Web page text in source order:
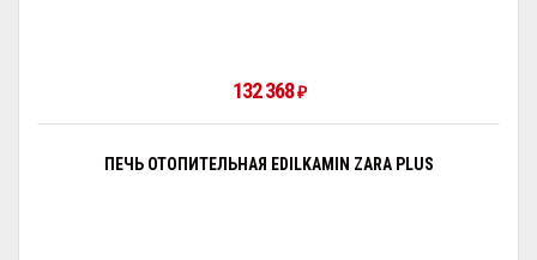
132 368 ₽
ПЕЧЬ ОТОПИТЕЛЬНАЯ EDILKAMIN ZARA PLUS